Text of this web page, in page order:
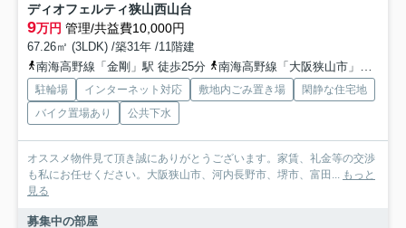
ディオフェルティ狭山西山台
9万円 管理/共益費10,000円
67.26㎡ (3LDK) /築31年 /11階建
南海高野線「金剛」駅 徒歩25分
南海高野線「大阪狭山市」駅 徒歩37分
駐輪場 インターネット対応 敷地内ごみ置き場
閑静な住宅地
バイク置場あり
公共下水
オススメ物件見て頂き誠にありがとうございます。家賃、礼金等の交渉
も私にお任せください。大阪狭山市、河内長野市、堺市、富田...
もっと
見る
募集中の部屋